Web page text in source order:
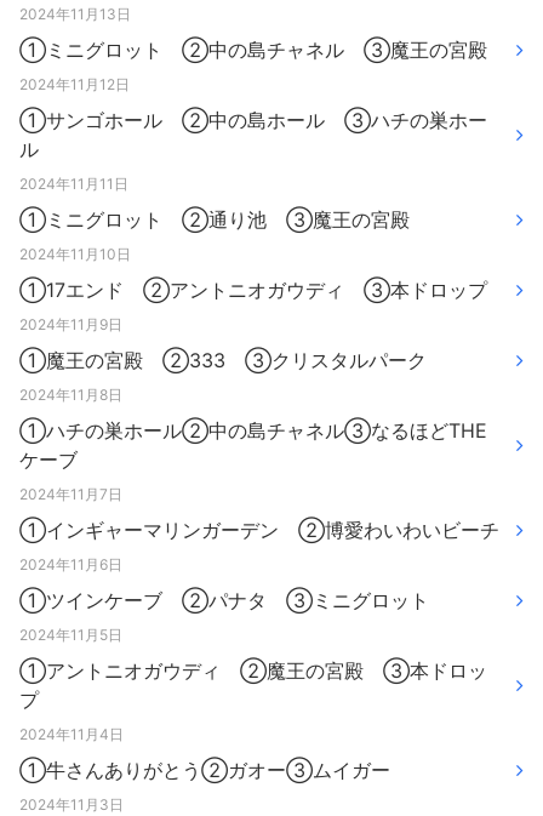
2024年11月13日
①ミニグロット ②中の島チャネル ③魔王の宮殿
2024年11月12日
①サンゴホール ②中の島ホール ③ハチの巣ホー
ル
2024年11月11日
①ミニグロット ②通り池 ③魔王の宮殿
2024年11月10日
①17エンド ②アントニオガウディ ③本ドロップ
2024年11月9日
①魔王の宮殿 ②333 ③クリスタルパーク
2024年11月8日
①ハチの巣ホール②中の島チャネル③なるほどTHE
ケーブ
2024年11月7日
①インギャーマリンガーデン ②博愛わいわいビーチ
2024年11月6日
①ツインケーブ ②パナタ ③ミニグロット
2024年11月5日
①アントニオガウディ ②魔王の宮殿 ③本ドロッ
プ
2024年11月4日
①牛さんありがとう②ガオー③ムイガー
2024年11月3日